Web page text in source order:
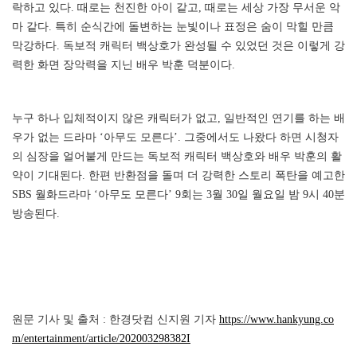
락하고 있다. 때로는 천진한 아이 같고, 때로는 세상 가장 무서운 악
마 같다. 특히 순식간에 돌변하는 눈빛이나 표정은 숨이 막힐 만큼
막강하다. 독보적 캐릭터 백상호가 완성될 수 있었던 것은 이렇게 강
력한 화면 장악력을 지닌 배우 박훈 덕분이다.
누구 하나 입체적이지 않은 캐릭터가 없고, 일반적인 연기를 하는 배
우가 없는 드라마 ‘아무도 모른다’. 그중에서도 나왔다 하면 시청자
의 심장을 얼어붙게 만드는 독보적 캐릭터 백상호와 배우 박훈의 활
약이 기대된다. 한편 반환점을 돌며 더 강력한 스토리 폭탄을 예고한
SBS 월화드라마 ‘아무도 모른다’ 9회는 3월 30일 월요일 밤 9시 40분
방송된다.
원문 기사 및 출처 : 한경닷컴 신지원 기자 https://www.hankyung.co
m/entertainment/article/202003298382I